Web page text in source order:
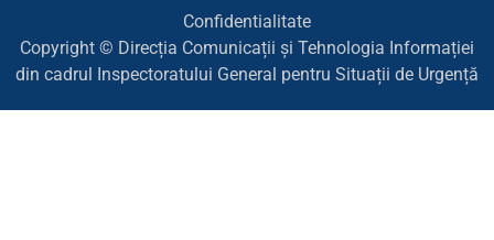
Confidentialitate
Copyright © Direcția Comunicații și Tehnologia Informației
din cadrul Inspectoratului General pentru Situații de Urgență